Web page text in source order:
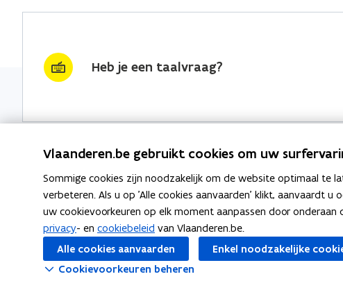
Heb je een taalvraag?
Nieuwsbrief krijgen?
vraag & woord van de week
wekelijks in je mailbox
Schrijf je in
Thema's
Spellingregels
Vlaanderen.be gebruikt cookies om uw
Sommige cookies zijn noodzakelijk om de website optimaal te
verbeteren. Als u op 'Alle cookies aanvaarden' klikt, aanvaardt u
uw cookievoorkeuren op elk moment aanpassen door
privacy- en cookiebeleid van Vlaanderen.be.
Alle cookies aanvaarden
Enkel noodzakelijke
Cookievoorkeuren beheren